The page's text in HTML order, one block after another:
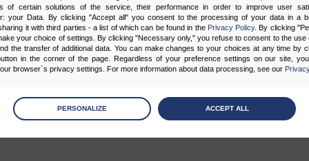
of certain solutions of the service, their performance in order to improve user
your Data. By clicking "Accept all" you consent to the processing of your data in a
it with third parties - a list of which can be found in the Privacy Policy. By clicking
your choice of settings. By clicking "Necessary only," you refuse to consent to the use
the transfer of additional data. You can make changes to your choices at any time by
in the corner of the page. Regardless of your preference settings on our site,
browser`s privacy settings. For more information about data processing, see our
preferences
the consents of your choice
PERSONALIZE ACCEPT ALL